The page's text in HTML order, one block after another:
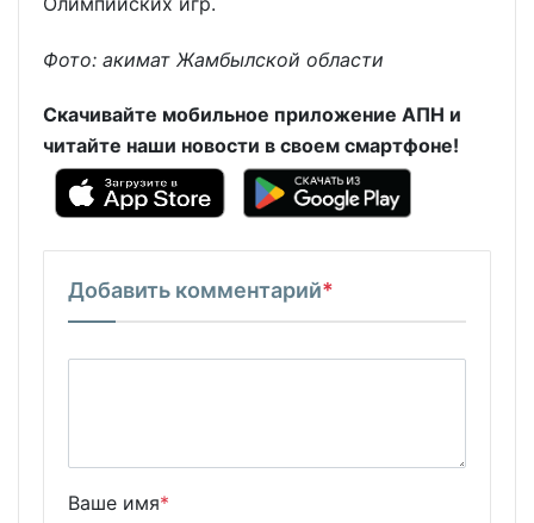
Фото: акимат Жамбылской области
Скачивайте мобильное приложение АПН и
читайте наши новости в своем смартфоне!
Добавить комментарий*
Ваше имя*